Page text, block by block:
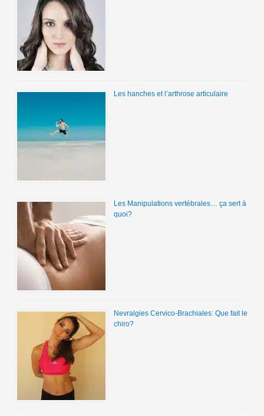
Les hanches et l’arthrose articulaire
Les Manipulations vertébrales… ça sert à
quoi?
Nevralgies Cervico-Brachiales: Que fait le
chiro?